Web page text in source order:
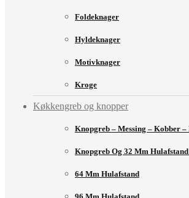
Foldeknager
Hyldeknager
Motivknager
Kroge
Køkkengreb og knopper
Knopgreb – Messing – Kobber
Knopgreb Og 32 Mm
64 Mm Hulafstand